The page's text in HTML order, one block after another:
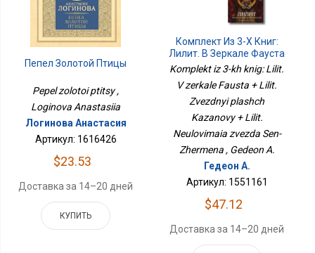
Пепел Золотой Птицы
Pepel zolotoi ptitsy ,
Loginova Anastasiia
Логинова Анастасия
Артикул: 1616426
$23.53
Доставка за 14–20 дней
КУПИТЬ
Комплект Из 3-Х Книг:
Лилит. В Зеркале Фауста
+ Лилит. Звездный Плащ
Казановы + Лилит.
Неуловимая Звезда
Сен-Жермена
Komplekt iz 3-kh knig: Lilit.
V zerkale Fausta + Lilit.
Zvezdnyi plashch
Kazanovy + Lilit.
Neulovimaia zvezda Sen-
Zhermena , Gedeon A.
Гедеон А.
Артикул: 1551161
$47.12
Доставка за 14–20 дней